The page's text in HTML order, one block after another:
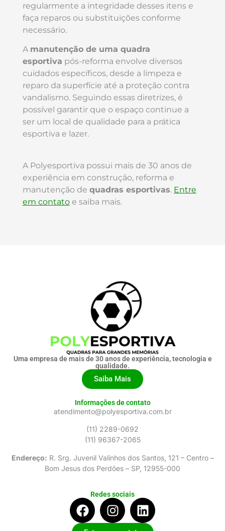
regularmente a integridade desses itens e
faça reparos ou substituições conforme
necessário.
A manutenção de uma quadra
esportiva pós-reforma envolve diversos
cuidados específicos, desde a limpeza e
reparo da superfície até a proteção contra
vandalismo. Seguindo essas diretrizes, é
possível garantir que o espaço continue a
ser um local de qualidade para a prática
esportiva e lazer.
A Polyesportiva possui mais de 30 anos de
experiência em construção, reforma e
manutenção de quadras esportivas. Entre
em contatoe saiba mais.
Uma empresa de mais de 30 anos de experiência, tecnologia e
qualidade.
Saiba Mais
Informações de contato
atendimento@polyesportiva.com.br
(11) 2289-0692
(11) 96367-2065
Endereço: R. Srg. Juvenil Valinhos dos Santos, 121 – Centro –
Bom Jesus dos Perdões – SP, 12955-000
Redes sociais